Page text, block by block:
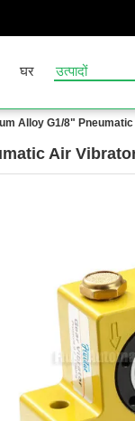
घर उत्पादों
Alloy G1/8"
Air